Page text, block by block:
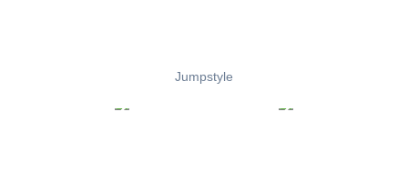
Jumpstyle